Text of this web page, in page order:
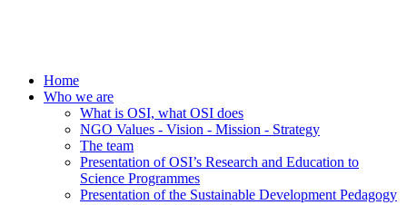
Home
Who we are
What is OSI, what OSI does
NGO Values - Vision - Mission - Strategy
The team
Presentation of OSI’s Research and Education to
Science Programmes
Presentation of the Sustainable Development Pedagogy